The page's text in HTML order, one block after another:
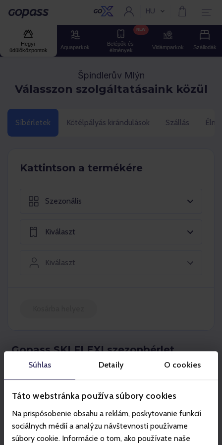
Súhlas Detaily O cookies
Táto webstránka používa súbory cookies
Na prispôsobenie obsahu a reklám, poskytovanie funkcií
sociálnych médií a analýzu návštevnosti používame
súbory cookie. Informácie o tom, ako používate naše
Gopass Aktuális nyelv:
HU
Hegyi
üdülőközpontok
Aquaparkok
Belépők és
élmények
NEW
Vidámparkok Szállodák
Špindlerův Mlýn
Válasszon szolgáltatásaink közül
Síbérletek Kötélpályás kirándulások Szállás
Kattintson a termékére
Szezonális
Kiválaszt
Kiválaszt
Gopass SKI FLEXI szezonbérlet
AGopass SKI FLEXI szezonbérlettel
amennyit csak szeretne, és akkor, amikor kedve támad.
értékéből az adott napi legalacsonyabb síbérletárat.
Ha a síbérlet értékét nem síeli le,a fennmaradó